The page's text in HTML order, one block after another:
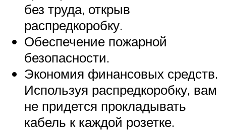
без труда, открыв
распредкоробку.
Обеспечение пожарной
безопасности.
Экономия финансовых средств.
Используя распредкоробку, вам
не придется прокладывать
кабель к каждой розетке.